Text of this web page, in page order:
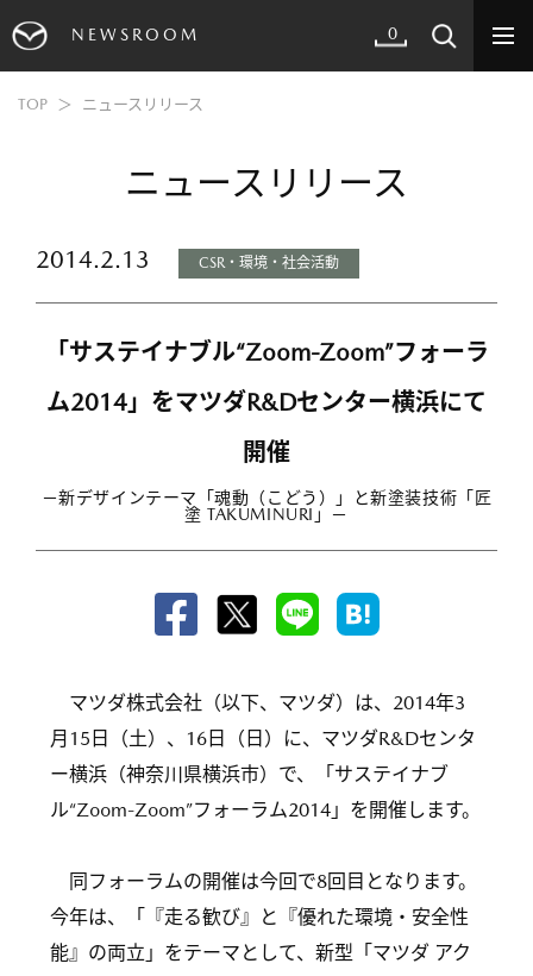
NEWSROOM 0
TOP ニュースリリース
ニュースリリース
2014.2.13 CSR・環境・社会活動
「サステイナブル“Zoom-Zoom”フォーラ
ム2014」をマツダR&Dセンター横浜にて
開催
－新デザインテーマ「魂動（こどう）」と新塗装技術「匠
塗 TAKUMINURI」－
マツダ株式会社（以下、マツダ）は、2014年3
月15日（土）、16日（日）に、マツダR&Dセンタ
ー横浜（神奈川県横浜市）で、「サステイナブ
ル“Zoom-Zoom”フォーラム2014」を開催します。
同フォーラムの開催は今回で8回目となります。
今年は、「『走る歓び』と『優れた環境・安全性
能』の両立」をテーマとして、新型「マツダ アク